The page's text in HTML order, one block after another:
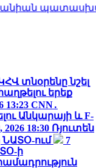
պատասխան
տնօրենը նշել
երեք
13:23 CNN․
Անկարայի և F-
2026 18:30 Ռյուտեն
ում
7
ի